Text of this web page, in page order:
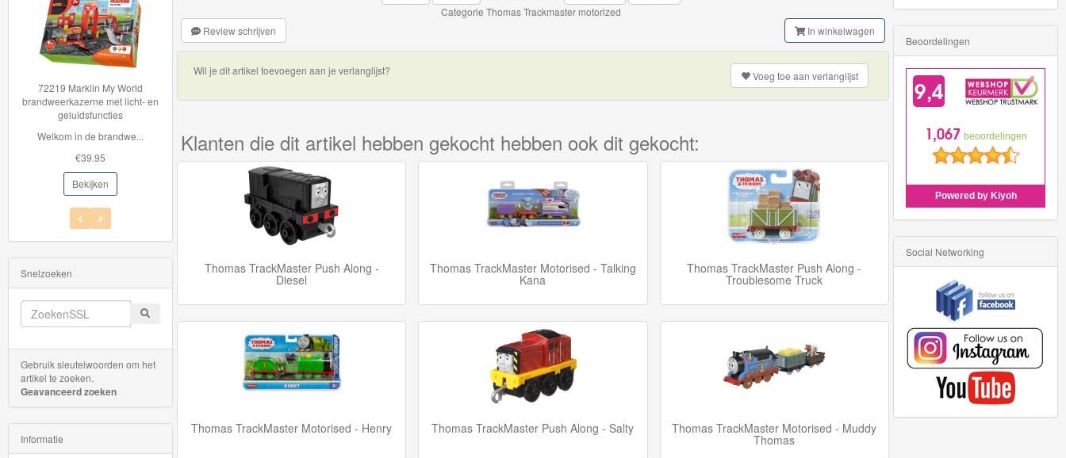
treinen
Voertuigen
uit
collectie
Thomas
Trackmaster
Push
Along
Thomas
de
trein
hout
Thomas
Adventures
Categorie Thomas Trackmaster motorized
Review schrijven
In winkelwagen
Wil je dit artikel toevoegen aan je verlanglijst? Voeg toe aan verlanglijst
Klanten die dit artikel hebben gekocht hebben ook dit gekocht:
Thomas TrackMaster Push Along -
Diesel
Thomas TrackMaster Motorised - Talking
Kana
Thomas TrackMaster Push Along -
Troublesome Truck
Thomas TrackMaster Motorised - Henry Thomas TrackMaster Push Along - Salty Thomas TrackMaster Motorised - Muddy
Thomas
Marklin My World
met licht- en
in de brandwe...
Hot Wheels Auto - Cyber
Speeder
Hot Wheels auto Ser...
Snelzoeken
Gebruik sleutelwoorden om het
artikel te zoeken.
Geavanceerd zoeken
Informatie
Beoordelingen
Social Networking